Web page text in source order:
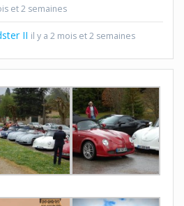
et 2 semaines
II il y a 2 mois et 2 semaines